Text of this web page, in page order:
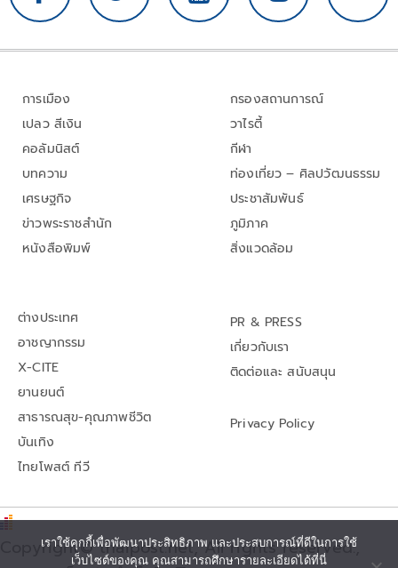
การเมือง
เปลว สีเงิน
คอลัมนิสต์
บทความ
เศรษฐกิจ
ข่าวพระราชสำนัก
หนังสือพิมพ์
กรองสถานการณ์
วาไรตี้
กีฬา
ท่องเที่ยว – ศิลปวัฒนธรรม
ประชาสัมพันธ์
ภูมิภาค
สิ่งแวดล้อม
ต่างประเทศ
อาชญากรรม
X-CITE
ยานยนต์
สาธารณสุข-คุณภาพชีวิต
บันเทิง
ไทยโพสต์ ทีวี
PR & PRESS
เกี่ยวกับเรา
ติดต่อและ สนับสนุน
Privacy Policy
Copyright© thaipost.net, All rights reserved.,
เราใช้คุกกี้เพื่อพัฒนาประสิทธิภาพ และประสบการณ์ที่ดีในการใช้
เว็บไซต์ของคุณ คุณสามารถศึกษารายละเอียดได้ที่นี่